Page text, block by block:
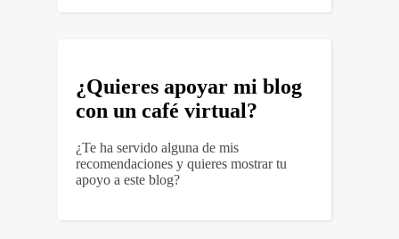
¿Quieres apoyar mi blog
con un café virtual?
¿Te ha servido alguna de mis
recomendaciones y quieres mostrar tu
apoyo a este blog?